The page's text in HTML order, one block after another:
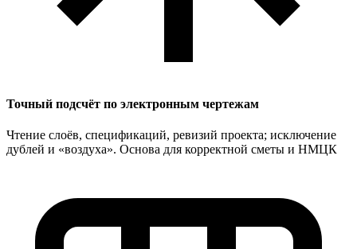
Точный подсчёт по электронным чертежам
Чтение слоёв, спецификаций, ревизий проекта; исключение
дублей и «воздуха». Основа для корректной сметы и НМЦК